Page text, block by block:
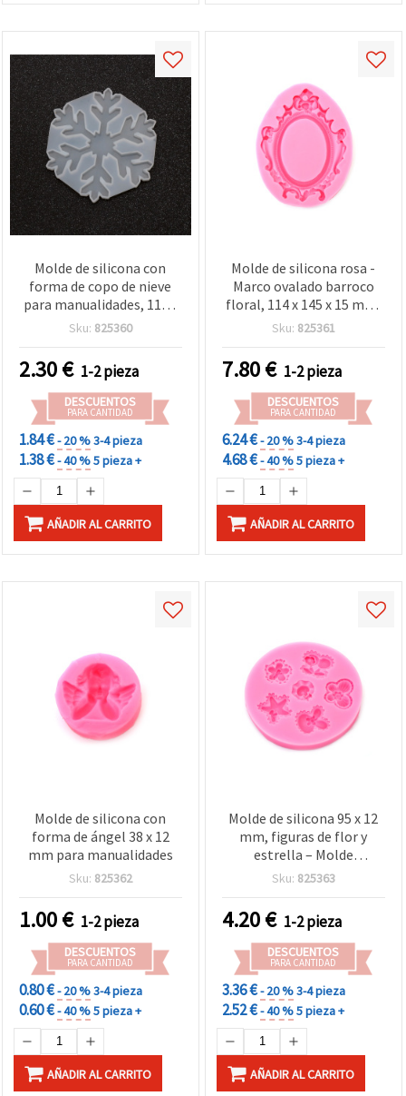
Molde de silicona con
forma de copo de nieve
para manualidades, 110 x
123 x 8 mm
Sku: 825360
2.30€ 1-2 pieza
DESCUENTOS
PARA CANTIDAD
1.84 €- 20 %3-4 pieza
1.38 €- 40 %5 pieza +
AÑADIR AL CARRITO
Molde de silicona rosa -
Marco ovalado barroco
floral, 114 x 145 x 15 mm,
flexible y reutilizable para
epoxi, resina UV, arcilla
polimérica y yeso
Sku: 825361
7.80€ 1-2 pieza
DESCUENTOS
PARA CANTIDAD
6.24 €- 20 %3-4 pieza
4.68 €- 40 %5 pieza +
AÑADIR AL CARRITO
Molde de silicona con
forma de ángel 38 x 12
mm para manualidades
Sku: 825362
1.00€ 1-2 pieza
DESCUENTOS
PARA CANTIDAD
0.80 €- 20 %3-4 pieza
0.60 €- 40 %5 pieza +
AÑADIR AL CARRITO
Molde de silicona 95 x 12
mm, figuras de flor y
estrella – Molde
multiforma para vertido
polimérica, yeso y jabón,
flexible y reutilizable para
artesanía y manualidades
DIY
Sku: 825363
4.20€ 1-2 pieza
DESCUENTOS
PARA CANTIDAD
3.36 €- 20 %3-4 pieza
2.52 €- 40 %5 pieza +
AÑADIR AL CARRITO